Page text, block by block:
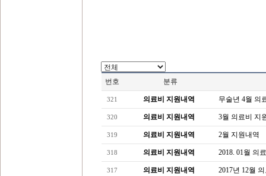
번호 분류
321 의료비 지원내역 무술년 4월 의
320 의료비 지원내역 3월 의료비 지
319 의료비 지원내역 2월 지원내역
318 의료비 지원내역 2018. 01월 의
317 의료비 지원내역 2017년 12월